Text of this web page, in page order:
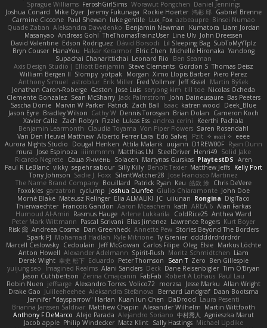
Sprague Williams FeroshGirlSims Worawut Pongchen Daniel Jennings
Joshua Conard
Mike Dyer Jeremy Fukunaga Rockie Hoerter 鸿彬 邱 Gabriel Brenne
Carmine Ciccone Paul Shewan luke gentile Lux_Fox azbeaupre Binsei Numao
Quade Zaban Aleksandra Davydenko Benjamin Newman Kumatora Liam Jordan
Masanyao Andreas Gohl TheThomasTrainzUser Line Ulv John Dreessen
David Valentine Edson Rodriguez Dávid Borsodi Lil Sleeping Bag SubToMyYTplz
Bryn Couser HanaYou Hakar Kerarmor Elric Chen Michelle Hironaka Yandong
Supachai Chanarittichai Leonard Rio
Ben Seaman
Axis Design Studio | Elliott Benjamin Steve Clements Gordon S Thomas Deisz
William Bergen II Slompy yotpak Morgan Ximo Llopis Barber Piero Perez
Anthony Simuel astroblur Erik Miller Fred Vollmer Jeff Kissel
Martin Býšek
Jonathan Caron-Roberge Gaston Jose Luis seryong kim till toe Nicolas Ocheda
Clemente Gonzalez Sean McSharry Jack Palmstrom John Daineusaure Bas Peeters
Sascha Donie Marvin W Parker Patrick Zach Ball Isaac katren wood
Deek_Blue
Jason Eyre Bradley Wilson Cathy W Dennis Torosyan Brian Dolan
Cameron Koch
Xavier Caliz
Zach Robyn Fizzle Lukas Ess andrea cerini
Keerthi Pachala
Benjamin Learmonth Claudia Toyama Von Piper Flowers Søren Rosendahl
Van Den Heuvel Matthew Alberto Ferrer Lara Edo Salvej Pzit ✧ 𝔪𝔞𝔯𝔦 ✧ eeee
Aurora Nights Studio
Dougal Henken Attila Malarik uujann D1REW00F Ryan Dunn
mura Jose Espinoza iiiimmmm Matthias LN SteelDriver Henri49 Solid Jake
Ricardo Negrete Саша Ячмень Solacen Martynas Gurskas PlaytestDS Aren
Paul R LeBlanc vikky sepehr sabour Silly Killy Benoît Texier Matthew Jeffs Kelly Port
Tony Johnson Sadie J. Foxx SilentWatcher28 Jose Francisco Martinez
The Name Brand Company Bouillard Patrick Ryan Keu 皓欽 涂 Chris DeVere
Foxokles garzatron cyclump Joshua Dunfee Giulio Chiaramonte John Doe
Mornè Blake Mateusz Relinger Elia ALMALIKI JC uiiunan Rongina DigiTaco
Thierwaechter Francois Gandon Aaron Mceachern kath AREA 6 Alan Farkas
Humoud Al-Amiri Rasmus Hauge Arlene Lukkarila ColdRice25 Anthea Ward
Peter Mark Wittmann Pascal Scrivani Elias Jimenez Lawrence Rogers Kurt Boyer
Risk 📀 Andreea Cosma Dan Greenheck Annette Pew Stories Beyond The Borders
Spark PJ Mohamad Hadlah Kyle Mitrione Ty Grenier dddddrdrdrdrdr
Marcell Ceslowsky Cedoulain Jeff McGowan Carlos Filipe Oleg Elsie Markus Löchte
Anton Howell Alexander Adelmann Spirit-Rush Moritz Schmidtchen Liam
Derek Wight 幸史 松下 Eduardo Peter Thomson Sean T Zero Ben Gillespie
yuijung seo
Imagined Realms Alani Sanders Deck Dane Reisenbigler Tim O'Bryan
Jason Cuthbertson Zerina Cmajcanin FabFab Robert A Lohaus Paul Lau
Robin Nuen jeffsarge Alexandro Torres Volico72 morzsa Jesse Marku Allan Wright
Drake Gao Julileeheehee Aleksandra Stefanova Bernard Landgraf Daan Bootsma
Jennifer "daysparrow" Harlan Kuan lun Chen DaDrood Laura Pesenti
Brianna Janssen Saldivar Matthew Chapin Alexander Wilhelm Martin Wittfooth
Anthony F DeMarco Alejo Parada Alejandro Soriano 中村秀人
Agnieszka Marut
Jacob apple Philip Windecker Matz Klint Sally Hastings Michael Updike